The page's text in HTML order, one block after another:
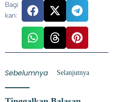
Bagi
kan:
Sebelumnya Selanjutnya